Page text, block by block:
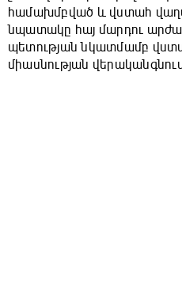
համախմբված և վստահ
նպատակը հայ մարդու
պետության նկատմամբ
միասնության